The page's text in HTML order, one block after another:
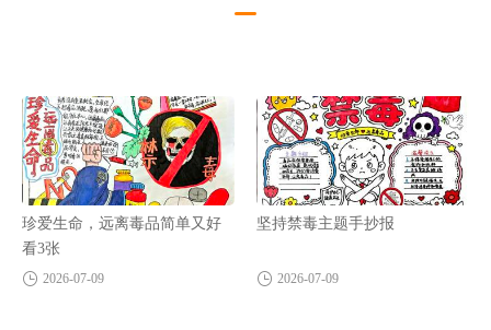
珍爱生命，远离毒品简单又好
看3张
2026-07-09
坚持禁毒主题手抄报
2026-07-09